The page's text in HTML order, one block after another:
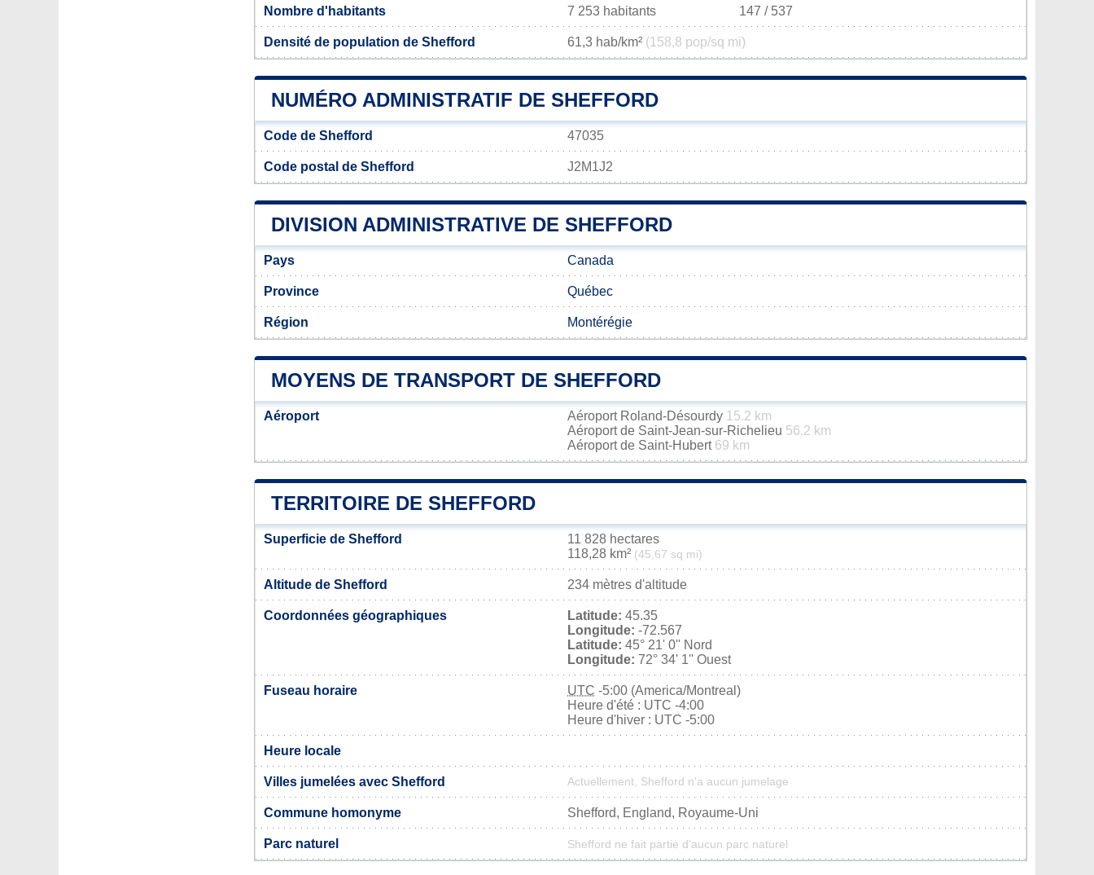
Nombre d'habitants 7 253 habitants 147 / 537
Densité de population de Shefford 61,3 hab/km² (158,8 pop/sq mi)
NUMÉRO ADMINISTRATIF DE SHEFFORD
Code de Shefford 47035
Code postal de Shefford J2M1J2
DIVISION ADMINISTRATIVE DE SHEFFORD
Pays Canada
Province Québec
Région Montérégie
MOYENS DE TRANSPORT DE SHEFFORD
Aéroport Aéroport Roland-Désourdy 15.2 km
Aéroport de Saint-Jean-sur-Richelieu 56.2 km
Aéroport de Saint-Hubert 69 km
TERRITOIRE DE SHEFFORD
Superficie de Shefford
11 828 hectares
118,28 km² (45,67 sq mi)
Altitude de Shefford 234 mètres d'altitude
Coordonnées géographiques Latitude: 45.35
Longitude: -72.567
Latitude: 45° 21' 0'' Nord
Longitude: 72° 34' 1'' Ouest
Fuseau horaire UTC -5:00 (America/Montreal)
Heure d'été : UTC -4:00
Heure d'hiver : UTC -5:00
Heure locale
Villes jumelées avec Shefford Actuellement, Shefford n'a aucun jumelage
Commune homonyme Shefford, England, Royaume-Uni
Parc naturel Shefford ne fait partie d'aucun parc naturel